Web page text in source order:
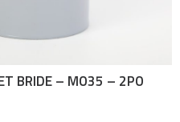
BRIDE – MO35 – 2PO